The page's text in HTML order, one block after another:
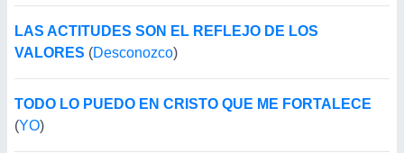
LAS ACTITUDES SON EL REFLEJO DE LOS
VALORES (Desconozco)
TODO LO PUEDO EN CRISTO QUE ME FORTALECE
(YO)